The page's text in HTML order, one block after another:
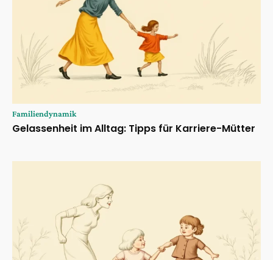
Familiendynamik
Gelassenheit im Alltag: Tipps für Karriere-Mütter